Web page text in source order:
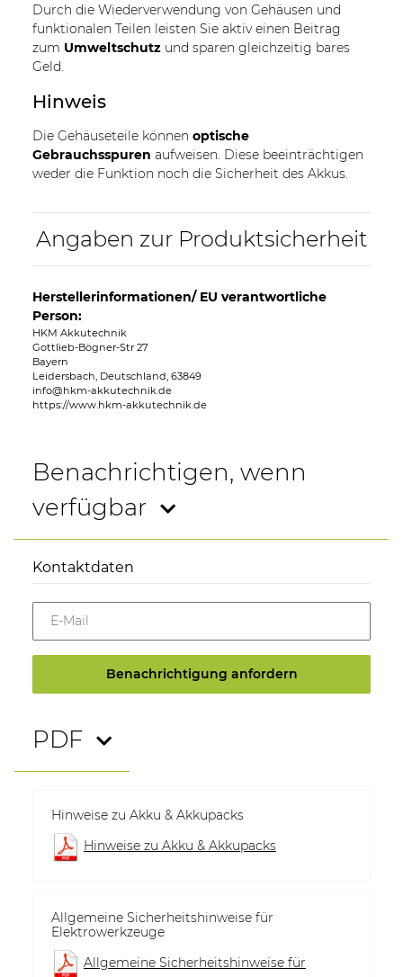
Durch die Wiederverwendung von Gehäusen und
funktionalen Teilen leisten Sie aktiv einen Beitrag
zum Umweltschutz und sparen gleichzeitig bares
Geld.
Hinweis
Die Gehäuseteile können optische
Gebrauchsspuren aufweisen. Diese beeinträchtigen
weder die Funktion noch die Sicherheit des Akkus.
Angaben zur Produktsicherheit
Herstellerinformationen/ EU verantwortliche
Person:
HKM Akkutechnik
Gottlieb-Bögner-Str 27
Bayern
Leidersbach, Deutschland, 63849
info@hkm-akkutechnik.de
https://www.hkm-akkutechnik.de
Benachrichtigen, wenn
verfügbar
Kontaktdaten
E-Mail
Benachrichtigung anfordern
PDF
Hinweise zu Akku & Akkupacks
Hinweise zu Akku & Akkupacks
Allgemeine Sicherheitshinweise für
Elektrowerkzeuge
Allgemeine Sicherheitshinweise für